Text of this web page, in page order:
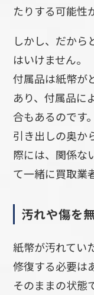
たりする可能性
しかし、だから
はいけません。
付属品は紙幣が
あり、付属品に
合もあるのです。
引き出しの奥か
際には、関係な
て一緒に買取業
汚れや傷を
紙幣が汚れてい
修復する必要は
そのままの状態